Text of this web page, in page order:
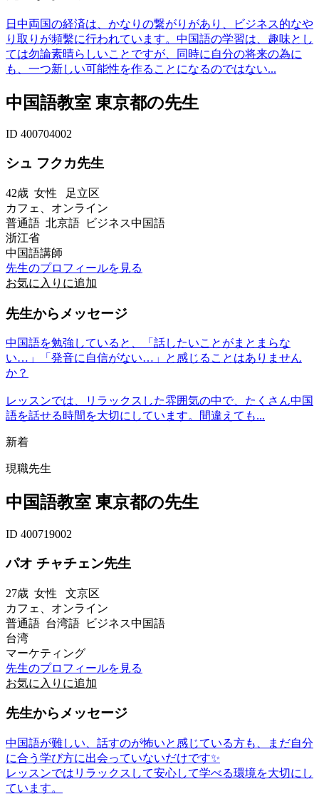
日中両国の経済は、かなりの繋がりがあり、ビジネス的なや
り取りが頻繫に行われています。中国語の学習は、趣味とし
ては勿論素晴らしいことですが、同時に自分の将来の為に
も、一つ新しい可能性を作ることになるのではない...
中国語教室 東京都の先生
ID 400704002
シュ フクカ先生
42歳 女性 足立区
カフェ、オンライン
普通語 北京語 ビジネス中国語
浙江省
中国語講師
先生のプロフィールを見る
お気に入りに追加
先生からメッセージ
中国語を勉強していると、「話したいことがまとまらな
い…」「発音に自信がない…」と感じることはありません
か？
レッスンでは、リラックスした雰囲気の中で、たくさん中国
語を話せる時間を大切にしています。間違えても...
新着
現職先生
中国語教室 東京都の先生
ID 400719002
パオ チャチェン先生
27歳 女性 文京区
カフェ、オンライン
普通語 台湾語 ビジネス中国語
台湾
マーケティング
先生のプロフィールを見る
お気に入りに追加
先生からメッセージ
中国語が難しい、話すのが怖いと感じている方も、まだ自分
に合う学び方に出会っていないだけです✨
レッスンではリラックスして安心して学べる環境を大切にし
ています。